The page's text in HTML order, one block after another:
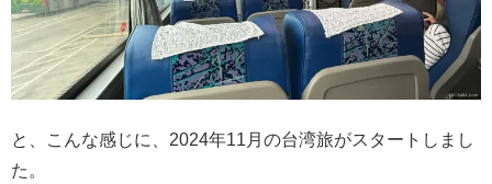
と、こんな感じに、2024年11月の台湾旅がスタートしまし
た。